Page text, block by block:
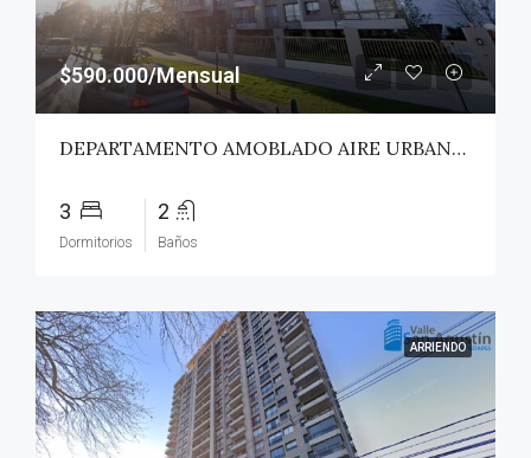
$590.000/Mensual
DEPARTAMENTO AMOBLADO AIRE URBANO (PAZ) – TALCA
3
Dormitorios
2
Baños
ARRIENDO